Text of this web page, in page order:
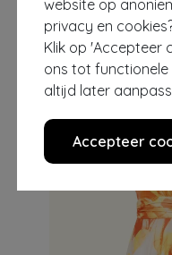
website op
privacy en
Klik op 'Accepteer
ons tot functionele
altijd later
Accepteer
BANNED RETRO
€ 75,95 € 29,95